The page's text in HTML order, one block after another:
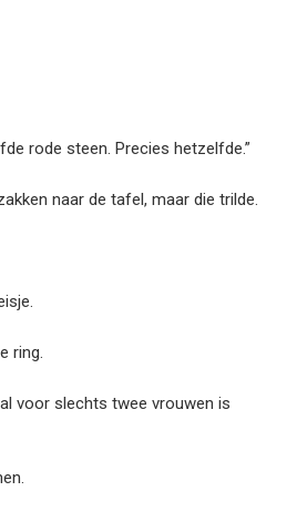
rode steen. Precies hetzelfde.”
naar de tafel, maar die trilde.
ring.
voor slechts twee vrouwen is